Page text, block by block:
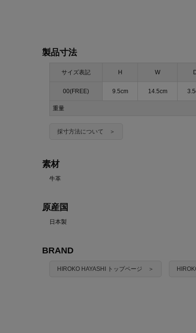
製品寸法
サイズ表記 H W
00(FREE) 9.5cm 14.5cm
重量
採寸方法について ＞
素材
牛革
原産国
日本製
BRAND
HIROKO HAYASHI トップページ ＞